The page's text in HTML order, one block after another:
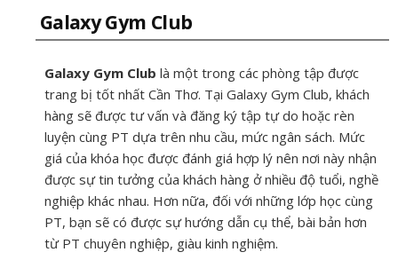
Galaxy Gym Club
Galaxy Gym Club là một trong các phòng tập được
trang bị tốt nhất Cần Thơ. Tại Galaxy Gym Club, khách
hàng sẽ được tư vấn và đăng ký tập tự do hoặc rèn
luyện cùng PT dựa trên nhu cầu, mức ngân sách. Mức
giá của khóa học được đánh giá hợp lý nên nơi này nhận
được sự tin tưởng của khách hàng ở nhiều độ tuổi, nghề
nghiệp khác nhau. Hơn nữa, đối với những lớp học cùng
PT, bạn sẽ có được sự hướng dẫn cụ thể, bài bản hơn
từ PT chuyên nghiệp, giàu kinh nghiệm.